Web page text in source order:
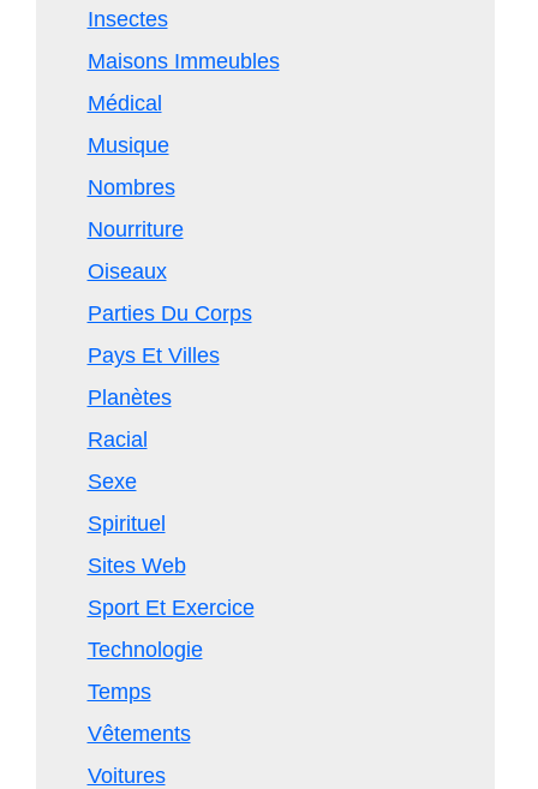
Insectes
Maisons Immeubles
Médical
Musique
Nombres
Nourriture
Oiseaux
Parties Du Corps
Pays Et Villes
Planètes
Racial
Sexe
Spirituel
Sites Web
Sport Et Exercice
Technologie
Temps
Vêtements
Voitures